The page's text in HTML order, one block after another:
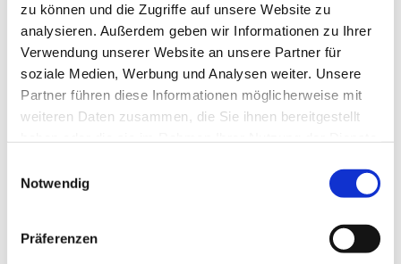
zu können und die Zugriffe auf unsere Website zu
analysieren. Außerdem geben wir Informationen zu Ihrer
Verwendung unserer Website an unsere Partner für
soziale Medien, Werbung und Analysen weiter. Unsere
Partner führen diese Informationen möglicherweise mit
weiteren Daten zusammen, die Sie ihnen bereitgestellt
Notwendig
Präferenzen